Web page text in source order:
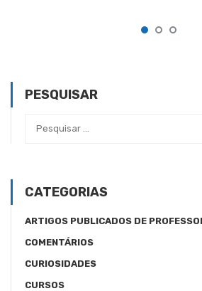
PESQUISAR
CATEGORIAS
ARTIGOS PUBLICADOS DE
COMENTÁRIOS
CURIOSIDADES
CURSOS